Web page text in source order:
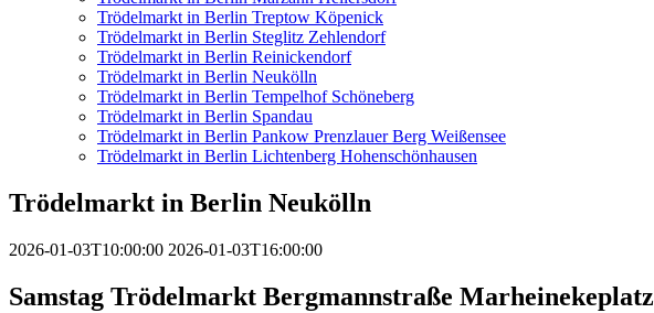
Trödelmarkt in Berlin Treptow Köpenick
Trödelmarkt in Berlin Steglitz Zehlendorf
Trödelmarkt in Berlin Reinickendorf
Trödelmarkt in Berlin Neukölln
Trödelmarkt in Berlin Tempelhof Schöneberg
Trödelmarkt in Berlin Spandau
Trödelmarkt in Berlin Pankow Prenzlauer Berg Weißensee
Trödelmarkt in Berlin Lichtenberg Hohenschönhausen
Trödelmarkt in Berlin Neukölln
2026-01-03T10:00:00 2026-01-03T16:00:00
Samstag Trödelmarkt Bergmannstraße Marheinekeplatz